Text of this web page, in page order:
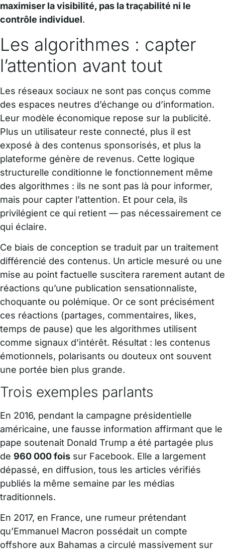
maximiser la visibilité, pas la traçabilité ni le
contrôle individuel.
Les algorithmes : capter
l’attention avant tout
Les réseaux sociaux ne sont pas conçus comme
des espaces neutres d’échange ou d’information.
Leur modèle économique repose sur la publicité.
Plus un utilisateur reste connecté, plus il est
exposé à des contenus sponsorisés, et plus la
plateforme génère de revenus. Cette logique
structurelle conditionne le fonctionnement même
des algorithmes : ils ne sont pas là pour informer,
mais pour capter l’attention. Et pour cela, ils
privilégient ce qui retient — pas nécessairement ce
qui éclaire.
Ce biais de conception se traduit par un traitement
différencié des contenus. Un article mesuré ou une
mise au point factuelle suscitera rarement autant de
réactions qu’une publication sensationnaliste,
choquante ou polémique. Or ce sont précisément
ces réactions (partages, commentaires, likes,
temps de pause) que les algorithmes utilisent
comme signaux d’intérêt. Résultat : les contenus
émotionnels, polarisants ou douteux ont souvent
une portée bien plus grande.
Trois exemples parlants
En 2016, pendant la campagne présidentielle
américaine, une fausse information affirmant que le
pape soutenait Donald Trump a été partagée plus
de 960 000 fois sur Facebook. Elle a largement
dépassé, en diffusion, tous les articles vérifiés
publiés la même semaine par les médias
traditionnels.
En 2017, en France, une rumeur prétendant
qu’Emmanuel Macron possédait un compte
offshore aux Bahamas a circulé massivement sur